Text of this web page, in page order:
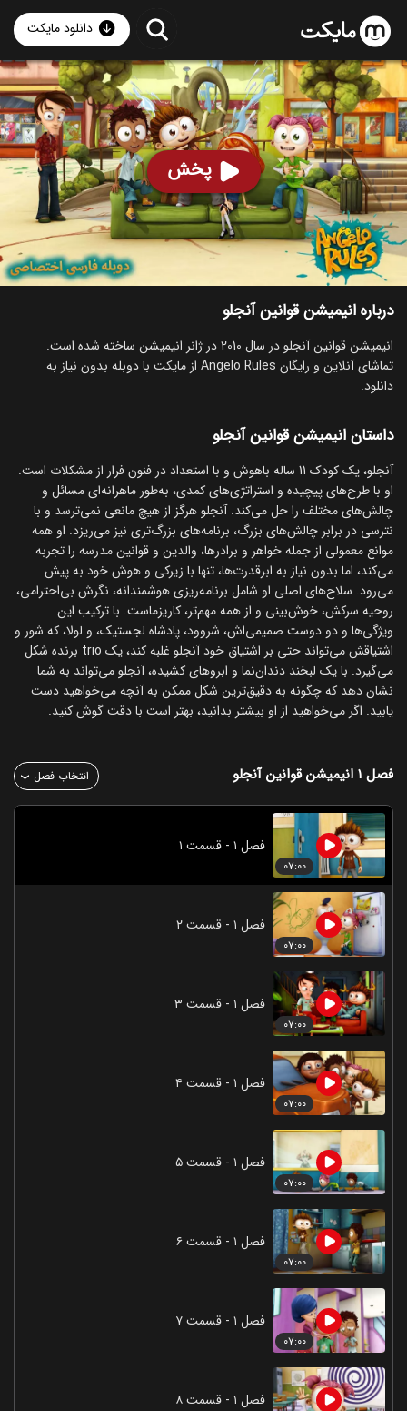
دانلود مایکت
پخش
انیمیشن قوانین آنجلو با دوبله فارسی- Angelo Rules 2010
۱۱۹ 87% ۶.۸
ساخت فرانسه سال 2010
رده سنی ۳+
سریال
انیمیشن کمدی خانوادگی
توضیحات قسمت‌ها انیمیشن‌های مشابه
درباره انیمیشن قوانین آنجلو
انیمیشن قوانین آنجلو در سال 2010 در ژانر انیمیشن ساخته شده است.
تماشای آنلاین و رایگان Angelo Rules از مایکت با دوبله بدون نیاز به
دانلود.
داستان انیمیشن قوانین آنجلو
آنجلو، یک کودک 11 ساله باهوش و با استعداد در فنون فرار از مشکلات است.
او با طرح‌های پیچیده و استراتژی‌های کمدی، به‌طور ماهرانه‌ای مسائل و
چالش‌های مختلف را حل می‌کند. آنجلو هرگز از هیچ مانعی نمی‌ترسد و با
نترسی در برابر چالش‌های بزرگ، برنامه‌های بزرگ‌تری نیز می‌ریزد. او همه
موانع معمولی از جمله خواهر و برادرها، والدین و قوانین مدرسه را تجربه
می‌کند، اما بدون نیاز به ابرقدرت‌ها، تنها با زیرکی و هوش خود به پیش
می‌رود. سلاح‌های اصلی او شامل برنامه‌ریزی هوشمندانه، نگرش بی‌احترامی،
روحیه سرکش، خوش‌بینی و از همه مهم‌تر، کاریزماست. با ترکیب این
ویژگی‌ها و دو دوست صمیمی‌اش، شروود، پادشاه لجستیک، و لولا، که شور و
اشتیاقش می‌تواند حتی بر اشتیاق خود آنجلو غلبه کند، یک trio برنده شکل
می‌گیرد. با یک لبخند دندان‌نما و ابروهای کشیده، آنجلو می‌تواند به شما
نشان دهد که چگونه به دقیق‌ترین شکل ممکن به آنچه می‌خواهید دست
یابید. اگر می‌خواهید از او بیشتر بدانید، بهتر است با دقت گوش کنید.
فصل ۱ انیمیشن قوانین آنجلو انتخاب فصل
۰۷:۰۰
فصل ۱ - قسمت ۱
۰۷:۰۰
فصل ۱ - قسمت ۲
۰۷:۰۰
فصل ۱ - قسمت ۳
۰۷:۰۰
فصل ۱ - قسمت ۴
۰۷:۰۰
فصل ۱ - قسمت ۵
۰۷:۰۰
فصل ۱ - قسمت ۶
۰۷:۰۰
فصل ۱ - قسمت ۷
فصل ۱ - قسمت ۸